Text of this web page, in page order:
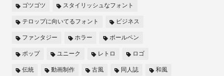
ゴツゴツ スタイリッシュなフォント
テロップに向いてるフォント ビジネス
ファンタジー ホラー ボールペン
ポップ ユニーク レトロ ロゴ
伝統 動画制作 古風 同人誌 和風